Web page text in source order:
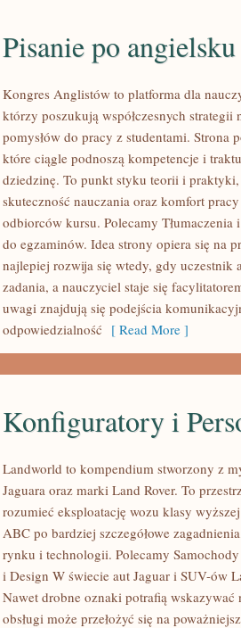
Pisanie po angielsku
Kongres Anglistów to platforma dla
którzy poszukują współczesnych strategii
pomysłów do pracy z studentami. Strona
które ciągle podnoszą kompetencje i
dziedzinę. To punkt styku teorii i
skuteczność nauczania oraz komfort
odbiorców kursu. Polecamy Tłumaczenia
do egzaminów. Idea strony opiera się na
najlepiej rozwija się wtedy, gdy uczestnik
zadania, a nauczyciel staje się
uwagi znajdują się podejścia
odpowiedzialność [ Read More ]
Konfiguratory i
Landworld to kompendium stworzony z
Jaguara oraz marki Land Rover. To
rozumieć eksploatację wozu klasy
ABC po bardziej szczegółowe
rynku i technologii. Polecamy
i Design W świecie aut Jaguar i SUV-ów
Nawet drobne oznaki potrafią wskazywać
obsługi może przełożyć się na